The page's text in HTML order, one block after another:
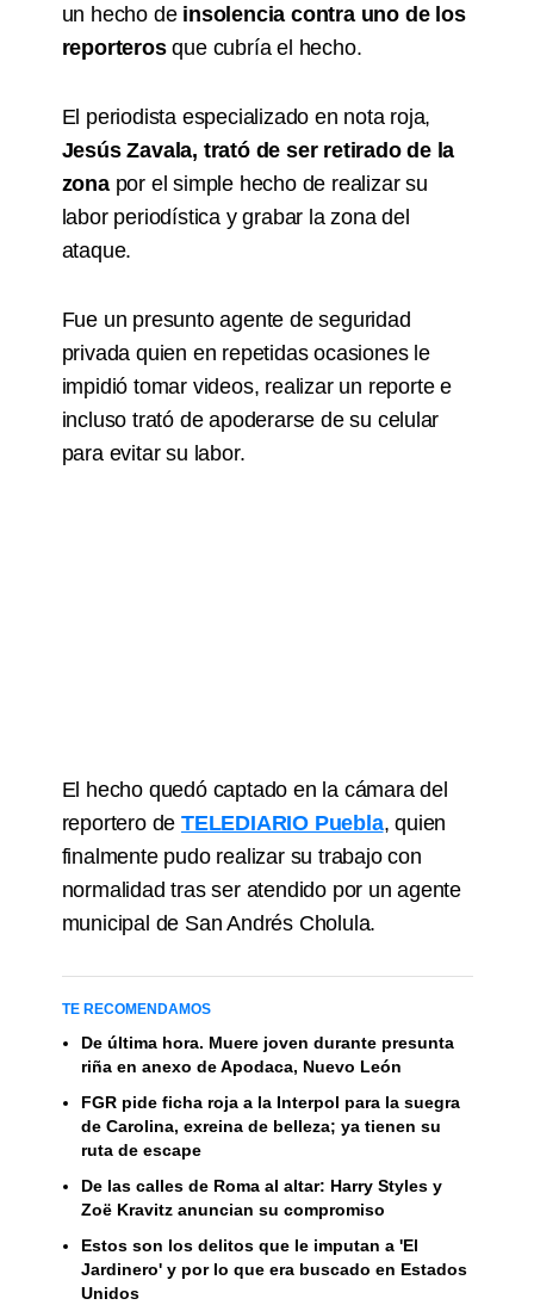
un hecho de insolencia contra uno de los
reporterosque cubría el hecho.
El periodista especializado en nota roja,
Jesús Zavala, trató de ser retirado de la
zonapor el simple hecho de realizar su
labor periodística y grabar la zona del
ataque.
Fue un presunto agente de seguridad
privada quien en repetidas ocasiones le
impidió tomar videos, realizar un reporte e
incluso trató de apoderarse de su celular
para evitar su labor.
El hecho quedó captado en la cámara del
reportero de TELEDIARIO Puebla, quien
finalmente pudo realizar su trabajo con
normalidad tras ser atendido por un agente
municipal de San Andrés Cholula.
TE RECOMENDAMOS
De última hora. Muere joven durante presunta
riña en anexo de Apodaca, Nuevo León
FGR pide ficha roja a la Interpol para la suegra
de Carolina, exreina de belleza; ya tienen su
ruta de escape
De las calles de Roma al altar: Harry Styles y
Zoë Kravitz anuncian su compromiso
Estos son los delitos que le imputan a 'El
Jardinero' y por lo que era buscado en Estados
Unidos